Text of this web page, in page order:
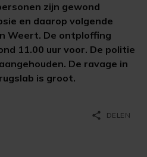
zijn gewond
en daarop volgende
Weert. De ontploffing
11.00 uur voor. De politie
De ravage in
is groot.
share DELEN